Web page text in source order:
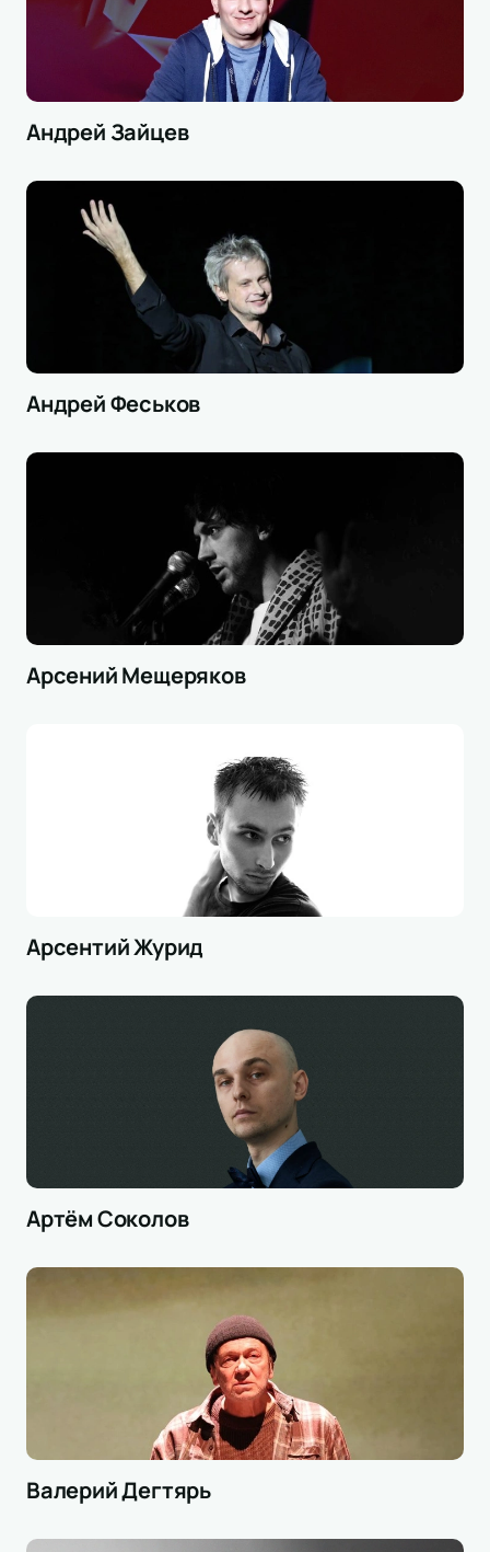
Андрей Зайцев
Андрей Феськов
Арсений Мещеряков
Арсентий Журид
Артём Соколов
Валерий Дегтярь